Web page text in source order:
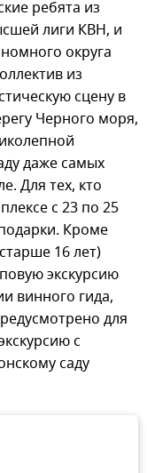
ребята из
лиги КВН, и
округа
из
сцену в
Черного моря,
даже самых
Для тех, кто
с 23 по 25
Кроме
16 лет)
экскурсию
винного гида,
для
с
саду